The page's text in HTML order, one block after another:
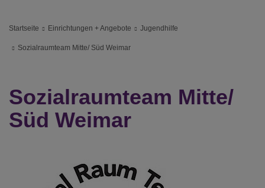
Startseite Einrichtungen + Angebote Jugendhilfe
Sozialraumteam Mitte/ Süd Weimar
Sozialraumteam Mitte/
Süd Weimar